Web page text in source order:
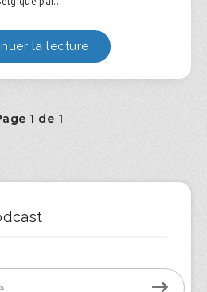
la lecture
1 de 1